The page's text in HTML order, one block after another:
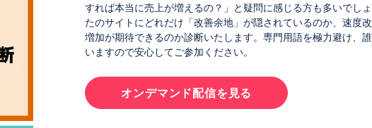
すれば本当に売上が増えるの？」と疑問に感じる方も多いでし
たのサイトにどれだけ「改善余地」が隠されているのか、速度
増加が期待できるのか診断いたします。専門用語を極力避け、
いますので安心してご参加ください。
オンデマンド配信を見る